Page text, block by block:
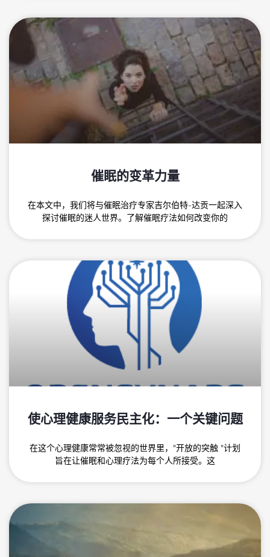
催眠的变革力量
在本文中，我们将与催眠治疗专家吉尔伯特-达贡一起深入
探讨催眠的迷人世界。了解催眠疗法如何改变你的
使心理健康服务民主化：一个关键问题
在这个心理健康常常被忽视的世界里，"开放的突触 "计划
旨在让催眠和心理疗法为每个人所接受。这